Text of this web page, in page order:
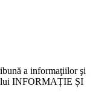
a informaţiilor şi
INFORMAȚIE ȘI